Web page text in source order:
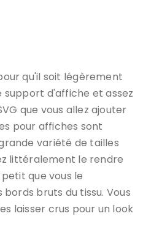
qu'il soit légèrement
support d'affiche et assez
que vous allez ajouter
pour affiches sont
variété de tailles
littéralement le rendre
que vous le
bords bruts du tissu. Vous
laisser crus pour un look